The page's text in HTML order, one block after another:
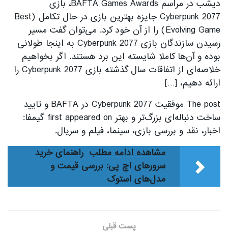
دیشب در مراسم BAFTA Games Awards، بازی
Cyberpunk 2077 جایزه بهترین بازی در حال تکامل (Best
Evolving Game) را از آن خود کرد. می‌توان گفت مسیر
رسیدن سازندگان بازی Cyberpunk 2077 به اینجا طولانی
بوده و آن‌ها کاملا شایسته‌ این برد هستند. اگر بخواهیم
خلاصه‌ای از اتفاقات سال گذشته‌ بازی Cyberpunk 2077 را
ارائه دهیم، […]
The post موفقیت Cyberpunk 2077 در BAFTA و تایید
ساخت دنباله‌ای بزرگ‌تر و بهتر first appeared on گیمفا:
اخبار، نقد و بررسی بازی، سینما، فیلم و سریال.
مشاهده ادامه مطلب راهنمای خرید
سرورهای اچ پی: بررسی قیمت و
مدل‌های استوک
پست قبلی